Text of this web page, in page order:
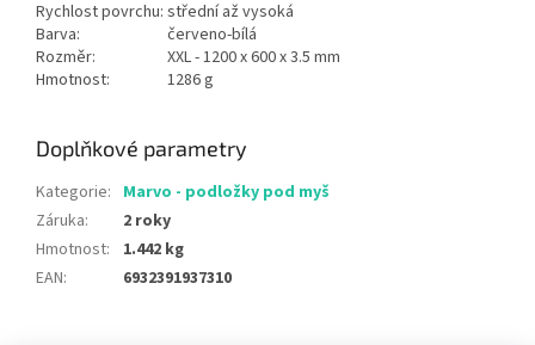
Rychlost povrchu: střední až vysoká
Barva:
červeno-bílá
Rozměr:
XXL - 1200 x 600 x 3.5 mm
Hmotnost:
1286 g
Doplňkové parametry
Kategorie: Marvo - podložky pod myš
Záruka:
2 roky
Hmotnost:
1.442 kg
EAN: 6932391937310